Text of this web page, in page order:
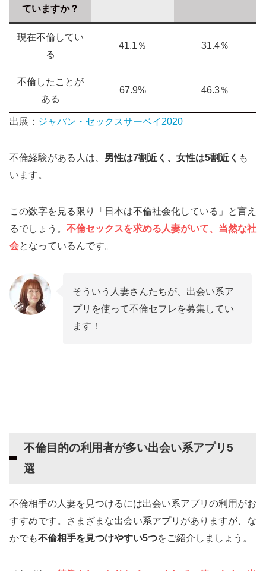
不倫するのに出会い系アプリが最適な理由
Web上で利用すれば通知が来ない
人妻に絞り込んで相手を探せる
地域を指定した検索が可能
ぜ？
不倫目的で出会い系アプリを選ぶ際のポイント
警察や総務省から認可を受けているか
年齢確認・本人確認は必須か
るか
出会い系アプリで既婚者と不倫する際の注意点
新たな連絡ツールを用意する
ホテルデート
出会い系アプリ以外で不倫相手を見つける方法
SNS・不倫掲示板
ていますか？
現在不倫してい
る
41.1％ 31.4％
不倫したことが
ある
67.9% 46.3％
出展： ジャパン・セックスサーベイ2020
不倫経験がある人は、 男性は7割近く、女性は5割近く も
います。
この数字を見る限り「日本は不倫社会化している」と言え
るでしょう。 不倫セックスを求める人妻がいて、当然な社
会となっているんです。
そういう人妻さんたちが、出会い系ア
プリを使って不倫セフレを募集してい
ます！
不倫目的の利用者が多い出会い系アプリ5
選
不倫相手の人妻を見つけるには出会い系アプリの利用がお
すすめです。さまざまな出会い系アプリがありますが、な
かでも不倫相手を見つけやすい5つをご紹介しましょう。